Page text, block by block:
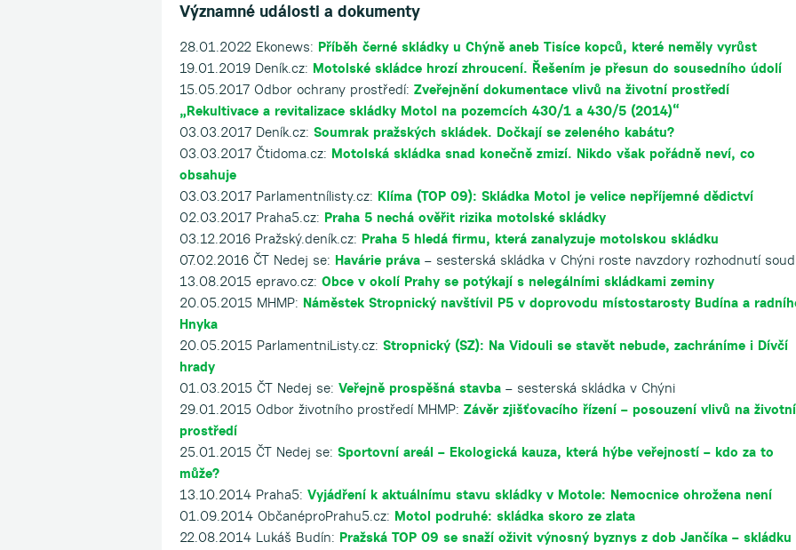
Významné události a dokumenty
28.01.2022 Ekonews: Příběh černé skládky u Chýně aneb Tisíce kopců, které neměly vyrůst
19.01.2019 Deník.cz: Motolské skládce hrozí zhroucení. Řešením je přesun do sousedního údolí
15.05.2017 Odbor ochrany prostředí: Zveřejnění dokumentace vlivů na životní prostředí
„Rekultivace a revitalizace skládky Motol na pozemcích 430/1 a 430/5 (2014)“
03.03.2017 Deník.cz: Soumrak pražských skládek. Dočkají se zeleného kabátu?
03.03.2017 Čtidoma.cz: Motolská skládka snad konečně zmizí. Nikdo však pořádně neví, co
obsahuje
03.03.2017 Parlamentnílisty.cz: Klíma (TOP 09): Skládka Motol je velice nepříjemné dědictví
02.03.2017 Praha5.cz: Praha 5 nechá ověřit rizika motolské skládky
03.12.2016 Pražský.deník.cz: Praha 5 hledá firmu, která zanalyzuje motolskou skládku
07.02.2016 ČT Nedej se: Havárie práva – sesterská skládka v Chýni roste navzdory rozhodnutí
13.08.2015 epravo.cz: Obce v okolí Prahy se potýkají s nelegálními skládkami zeminy
20.05.2015 MHMP: Náměstek Stropnický navštívil P5 v doprovodu místostarosty Budína a
Hnyka
20.05.2015 ParlamentniListy.cz: Stropnický (SZ): Na Vidouli se stavět nebude, zachráníme i Dívčí
hrady
01.03.2015 ČT Nedej se: Veřejně prospěšná stavba – sesterská skládka v Chýni
29.01.2015 Odbor životního prostředí MHMP: Závěr zjišťovacího řízení – posouzení vlivů na životní
prostředí
25.01.2015 ČT Nedej se: Sportovní areál – Ekologická kauza, která hýbe veřejností – kdo za to
může?
13.10.2014 Praha5: Vyjádření k aktuálnímu stavu skládky v Motole: Nemocnice ohrožena není
01.09.2014 ObčanéproPrahu5.cz: Motol podruhé: skládka skoro ze zlata
22.08.2014 Lukáš Budín: Pražská TOP 09 se snaží oživit výnosný byznys z dob Jančíka – skládku